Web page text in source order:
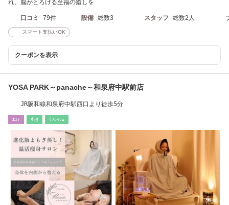
れ、脳がとろける至福の癒しを
口コミ 79件 設備 総数3 スタッフ 総数2人
スマート支払いOK
クーポンを表示
YOSA PARK～panache～和泉府中駅前店
JR阪和線和泉府中駅西口より徒歩5分
ｴｽﾃ ﾘﾗｸ ﾘﾌﾚｯｼｭ